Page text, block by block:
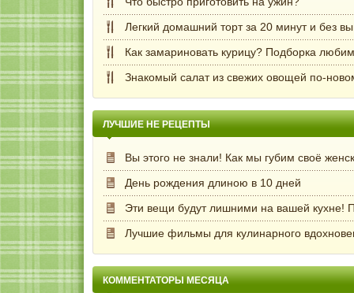
Легкий домашний торт за 20 минут и без
Как замариновать курицу? Подборка
Знакомый салат из свежих овощей по-
ЛУЧШИЕ НЕ РЕЦЕПТЫ
Вы этого не знали! Как мы губим своё
День рождения длиною в 10 дней
Эти вещи будут лишними на вашей кухне!
Лучшие фильмы для кулинарного
КОММЕНТАТОРЫ МЕСЯЦА